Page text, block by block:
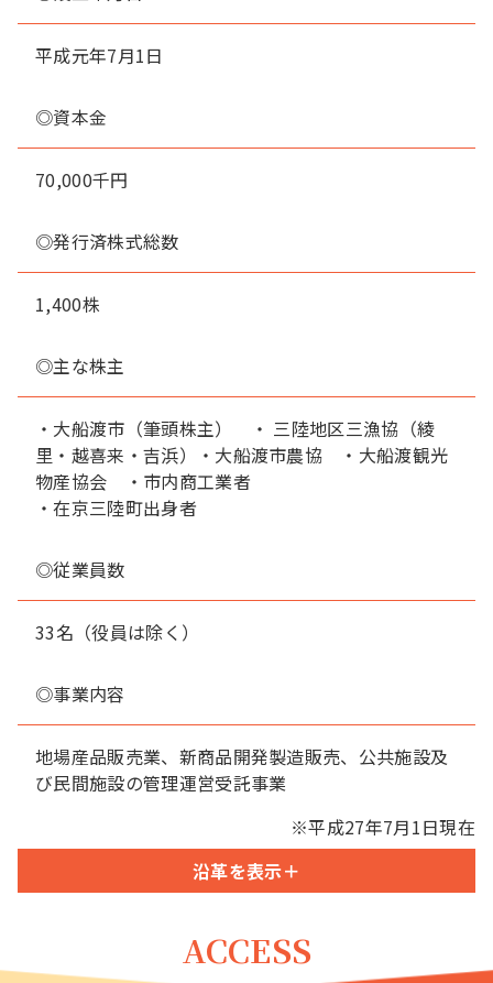
平成元年7月1日
◎資本金
70,000千円
◎発行済株式総数
1,400株
◎主な株主
・大船渡市（筆頭株主） ・ 三陸地区三漁協（綾
里・越喜来・吉浜）・大船渡市農協 ・大船渡観光
物産協会 ・市内商工業者
・在京三陸町出身者
◎従業員数
33名（役員は除く）
◎事業内容
地場産品販売業、新商品開発製造販売、公共施設及
び民間施設の管理運営受託事業
※平成27年7月1日現在
沿革を表示＋
ACCESS